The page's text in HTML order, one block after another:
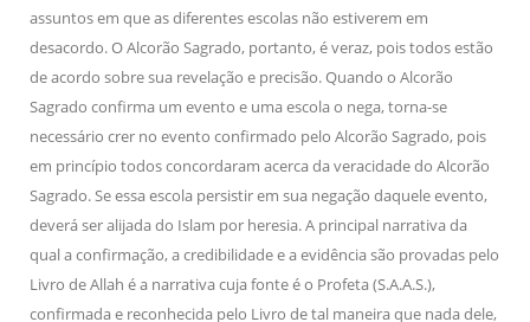
assuntos em que as diferentes escolas não estiverem em
desacordo. O Alcorão Sagrado, portanto, é veraz, pois todos estão
de acordo sobre sua revelação e precisão. Quando o Alcorão
Sagrado confirma um evento e uma escola o nega, torna-se
necessário crer no evento confirmado pelo Alcorão Sagrado, pois
em princípio todos concordaram acerca da veracidade do Alcorão
Sagrado. Se essa escola persistir em sua negação daquele evento,
deverá ser alijada do Islam por heresia. A principal narrativa da
qual a confirmação, a credibilidade e a evidência são provadas pelo
Livro de Allah é a narrativa cuja fonte é o Profeta (S.A.A.S.),
confirmada e reconhecida pelo Livro de tal maneira que nada dele,